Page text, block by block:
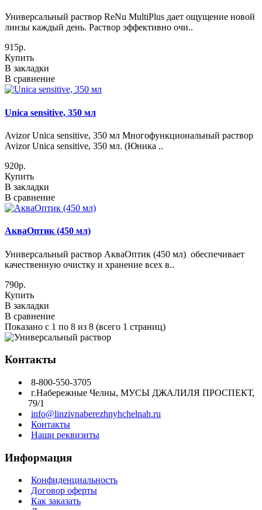
Универсальный раствор ReNu MultiPlus дает ощущение новой
линзы каждый день. Раствор эффективно очи..
915р.
Купить
В закладки
В сравнение
Unica sensitive, 350 мл
Avizor Unica sensitive, 350 мл Многофункциональный раствор
Avizor Unica sensitive, 350 мл. (Юника ..
920р.
Купить
В закладки
В сравнение
АкваОптик (450 мл)
Универсальный раствор АкваОптик (450 мл) обеспечивает
качественную очистку и хранение всех в..
790р.
Купить
В закладки
В сравнение
Показано с 1 по 8 из 8 (всего 1 страниц)
Контакты
8-800-550-3705
г.Набережные Челны, МУСЫ ДЖАЛИЛЯ ПРОСПЕКТ,
79/1
info@linzivnaberezhnyhchelnah.ru
Контакты
Наши реквизиты
Информация
Конфиденциальность
Договор оферты
Как заказать